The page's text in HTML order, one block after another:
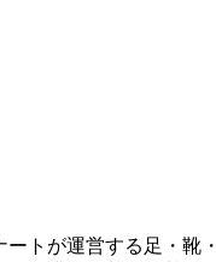
ートが運営する足・